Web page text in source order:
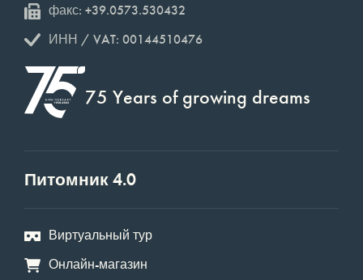
факс: +39.0573.530432
ИНН / VAT: 00144510476
75 Years of growing dreams
Питомник 4.0
Виртуальный тур
Онлайн-магазин